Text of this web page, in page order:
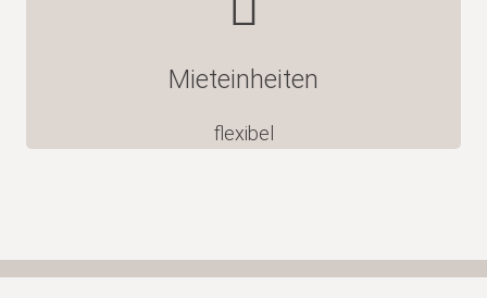
Mieteinheiten
flexibel